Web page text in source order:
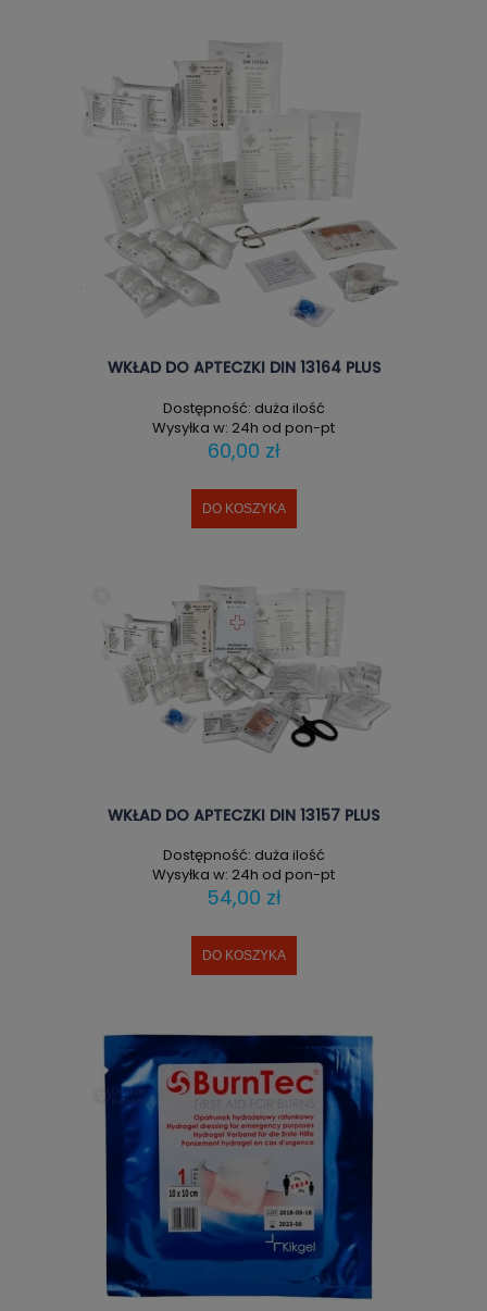
WKŁAD DO APTECZKI DIN 13164 PLUS
Dostępność: duża ilość
Wysyłka w: 24h od pon-pt
60,00 zł
DO KOSZYKA
WKŁAD DO APTECZKI DIN 13157 PLUS
Dostępność: duża ilość
Wysyłka w: 24h od pon-pt
54,00 zł
DO KOSZYKA